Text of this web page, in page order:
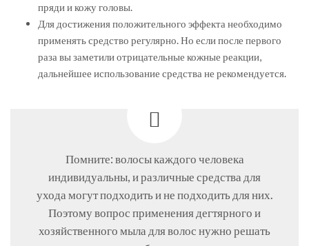
пряди и кожу головы.
Для достижения положительного эффекта необходимо
применять средство регулярно. Но если после первого
раза вы заметили отрицательные кожные реакции,
дальнейшее использование средства не рекомендуется.
Помните: волосы каждого человека
индивидуальны, и различные средства для
ухода могут подходить и не подходить для них.
Поэтому вопрос применения дегтярного и
хозяйственного мыла для волос нужно решать